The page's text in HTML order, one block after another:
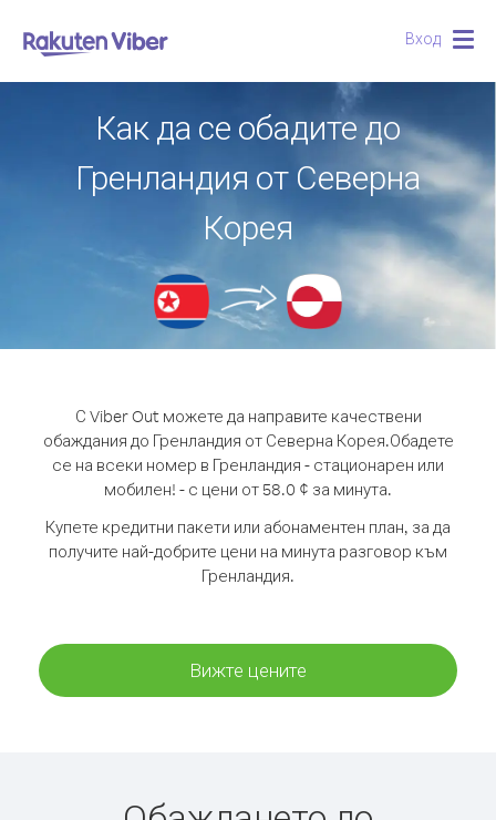
Вход
Как да се обадите до
Гренландия от Северна
Корея
С Viber Out можете да направите качествени
обаждания до Гренландия от Северна Корея.Обадете
се на всеки номер в Гренландия - стационарен или
мобилен! - с цени от 58.0 ¢ за минута.
Купете кредитни пакети или абонаментен план, за да
получите най-добрите цени на минута разговор към
Гренландия.
Вижте цените